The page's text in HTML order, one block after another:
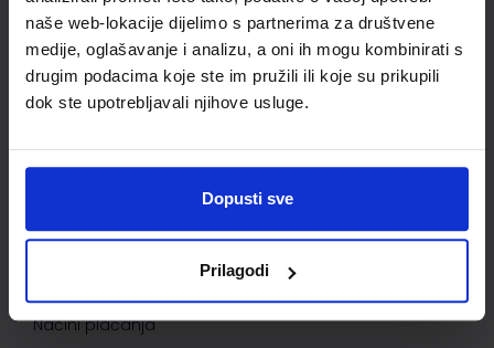
naše web-lokacije dijelimo s partnerima za društvene
medije, oglašavanje i analizu, a oni ih mogu kombinirati s
drugim podacima koje ste im pružili ili koje su prikupili
dok ste upotrebljavali njihove usluge.
Dopusti sve
Prilagodi
Informacije o dostavi
Povrat proizvoda i reklamacije
Kontaktirajte nas
Važne informacije
Načini plaćanja